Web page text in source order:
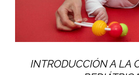
INTRODUCCIÓN A LA